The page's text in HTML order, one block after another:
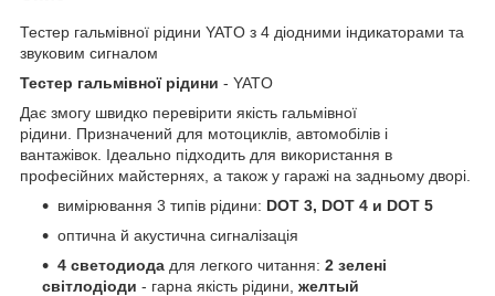
Тестер гальмівної рідини YATO з 4 діодними індикаторами та
звуковим сигналом
Тестер гальмівної рідини - YATO
Дає змогу швидко перевірити якість гальмівної
рідини. Призначений для мотоциклів, автомобілів і
вантажівок. Ідеально підходить для використання в
професійних майстернях, а також у гаражі на задньому дворі.
вимірювання 3 типів рідини: DOT 3, DOT 4 и DOT 5
оптична й акустична сигналізація
4 светодиода для легкого читання: 2 зелені
світлодіоди - гарна якість рідини, желтый